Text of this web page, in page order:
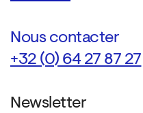
Nous contacter
+32 (0) 64 27 87 27
Newsletter